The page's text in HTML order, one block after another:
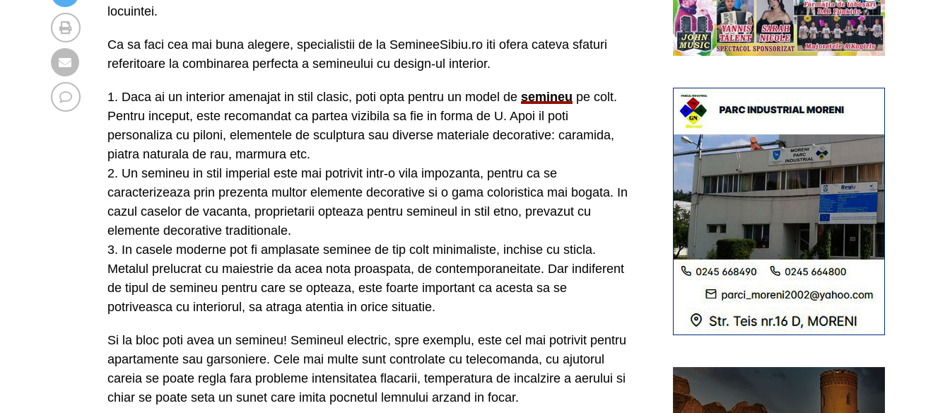
locuintei.
Ca sa faci cea mai buna alegere, specialistii de la SemineeSibiu.ro iti ofera cateva sfaturi
referitoare la combinarea perfecta a semineului cu design-ul interior.
1. Daca ai un interior amenajat in stil clasic, poti opta pentru un model de semineu pe colt.
Pentru inceput, este recomandat ca partea vizibila sa fie in forma de U. Apoi il poti
personaliza cu piloni, elementele de sculptura sau diverse materiale decorative: caramida,
piatra naturala de rau, marmura etc.
2. Un semineu in stil imperial este mai potrivit intr-o vila impozanta, pentru ca se
caracterizeaza prin prezenta multor elemente decorative si o gama coloristica mai bogata. In
cazul caselor de vacanta, proprietarii opteaza pentru semineul in stil etno, prevazut cu
elemente decorative traditionale.
3. In casele moderne pot fi amplasate seminee de tip colt minimaliste, inchise cu sticla.
Metalul prelucrat cu maiestrie da acea nota proaspata, de contemporaneitate. Dar indiferent
de tipul de semineu pentru care se opteaza, este foarte important ca acesta sa se
potriveasca cu interiorul, sa atraga atentia in orice situatie.
Si la bloc poti avea un semineu! Semineul electric, spre exemplu, este cel mai potrivit pentru
apartamente sau garsoniere. Cele mai multe sunt controlate cu telecomanda, cu ajutorul
careia se poate regla fara probleme intensitatea flacarii, temperatura de incalzire a aerului si
chiar se poate seta un sunet care imita pocnetul lemnului arzand in focar.